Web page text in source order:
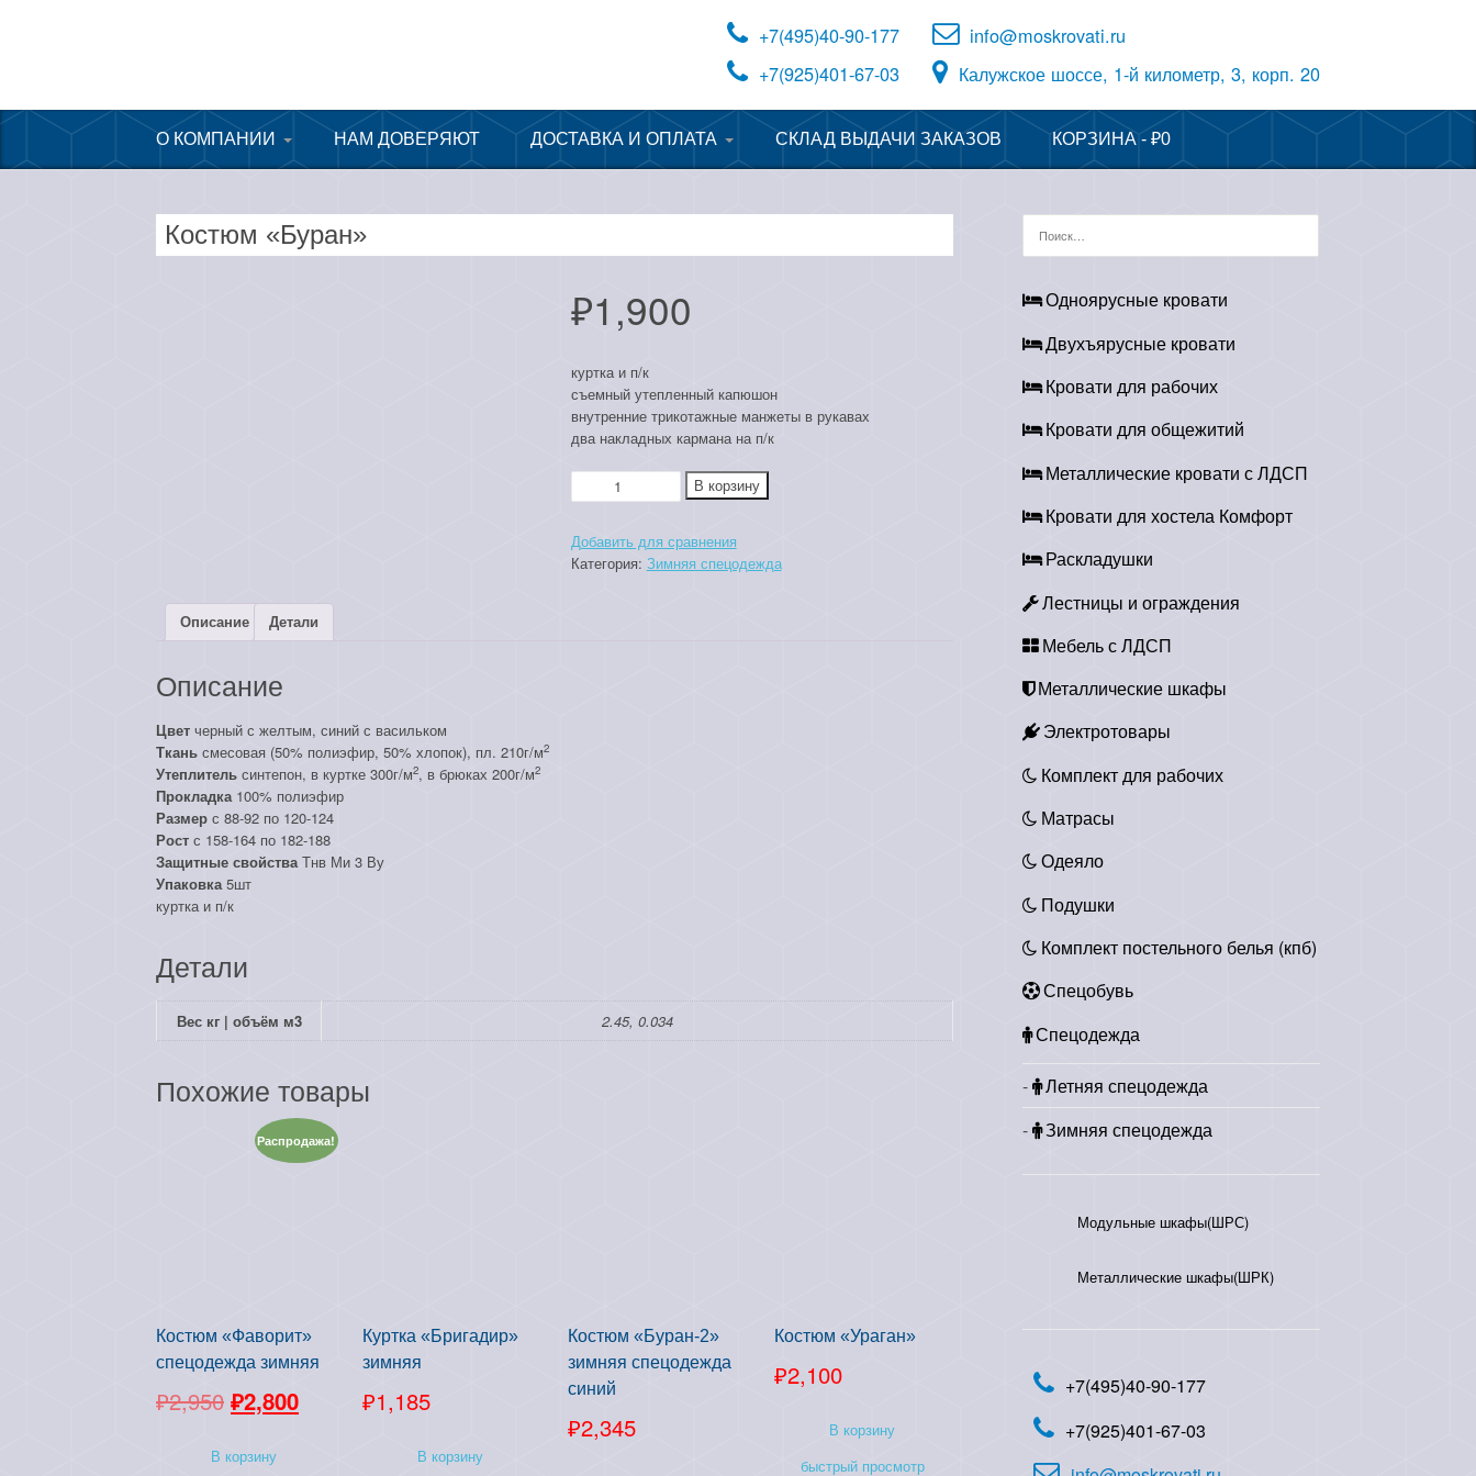
+7(495)40-90-177
+7(925)401-67-03
info@moskrovati.ru
Калужское шоссе, 1-й километр, 3, корп. 20
О КОМПАНИИ
ПАРТНЕРЫ
НАМ ДОВЕРЯЮТ ДОСТАВКА И ОПЛАТА СКЛАД ВЫДАЧИ ЗАКАЗОВ КОРЗИНА -₽0
Костюм «Буран»
₽1,900
куртка и п/к
съемный утепленный капюшон
внутренние трикотажные манжеты в рукавах
два накладных кармана на п/к
Количество
товара
"Буран"
В корзину
Добавить для сравнения
Категория: Зимняя спецодежда
Описание Детали
Описание
Цвет черный с желтым, синий с васильком
Ткань смесовая (50% полиэфир, 50% хлопок), пл. 210г/м2
Утеплитель синтепон, в куртке 300г/м2, в брюках 200г/м2
Прокладка 100% полиэфир
Размер с 88-92 по 120-124
Рост с 158-164 по 182-188
Защитные свойства Тнв Ми 3 Ву
Упаковка 5шт
куртка и п/к
Детали
Вес кг | объём м3 2.45, 0.034
Похожие товары
Распродажа!
Костюм «Фаворит»
спецодежда зимняя
₽2,950 П
₽2,800Т
В корзину
Куртка «Бригадир»
зимняя
₽1,185
В корзину
Костюм «Буран-2»
зимняя спецодежда
синий
₽2,345
Костюм «Ураган»
₽2,100
В корзину
быстрый просмотр
Одноярусные кровати
Двухъярусные кровати
Кровати для рабочих
Кровати для общежитий
Металлические кровати с ЛДСП
Кровати для хостела Комфорт
Раскладушки
Лестницы и ограждения
Мебель с ЛДСП
Металлические шкафы
Электротовары
Комплект для рабочих
Матрасы
Одеяло
Подушки
Комплект постельного белья (кпб)
Спецобувь
Спецодежда
Летняя спецодежда
Зимняя спецодежда
Модульные шкафы(ШРС)
Металлические шкафы(ШРК)
+7(495)40-90-177
+7(925)401-67-03